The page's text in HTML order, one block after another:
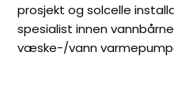
prosjekt og solcelle
spesialist innen
væske-/vann